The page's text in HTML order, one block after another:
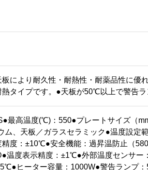
により耐久性・耐熱性・耐薬品性に優
タイプです。●天板が50℃以上で警告ラ
最高温度(℃)：550●プレートサイズ（
ム、天板／ガラスセラミック●温度設
精度：±10℃●安全機能：過昇温防止（
温度表示精度：±1℃●外部温度センサー
ヒーター容量：1000W●警告ランプ